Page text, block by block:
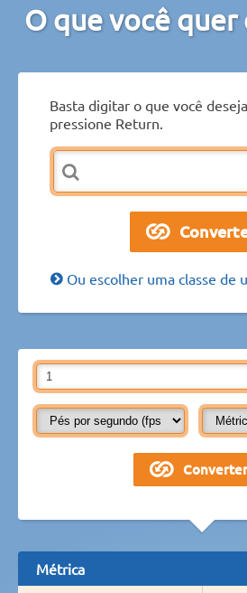
O que você quer
Basta digitar o que você
pressione Return.
Ou escolher uma classe de
Métrica